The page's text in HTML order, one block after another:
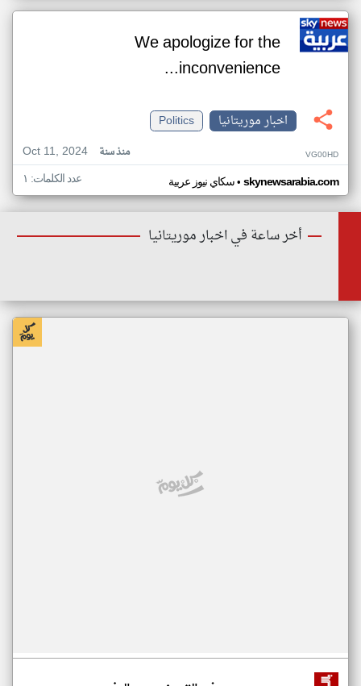
We apologize for the
inconvenience...
اخبار موريتانيا
Politics
Oct 11, 2024
منذ سنة VG00HD
سكاي نيوز عربية• skynewsarabia.com عدد الكلمات: ١
أخر ساعة في اخبار موريتانيا